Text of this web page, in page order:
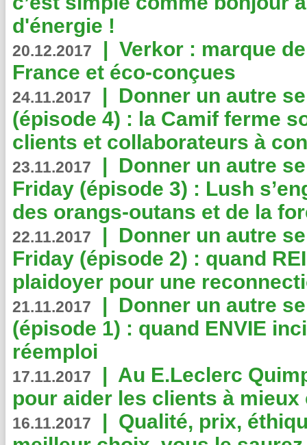
d'énergie !
20.12.2017 | Verkor : marque
France et éco-conçues
24.11.2017 | Donner un autre
(épisode 4) : la Camif ferme
clients et collaborateurs à
23.11.2017 | Donner un autre
Friday (épisode 3) : Lush
des orangs-outans et de la
22.11.2017 | Donner un autre
Friday (épisode 2) : quand
plaidoyer pour une
21.11.2017 | Donner un autre
(épisode 1) : quand ENVIE
réemploi
17.11.2017 | Au E.Leclerc
pour aider les clients à
16.11.2017 | Qualité, prix,